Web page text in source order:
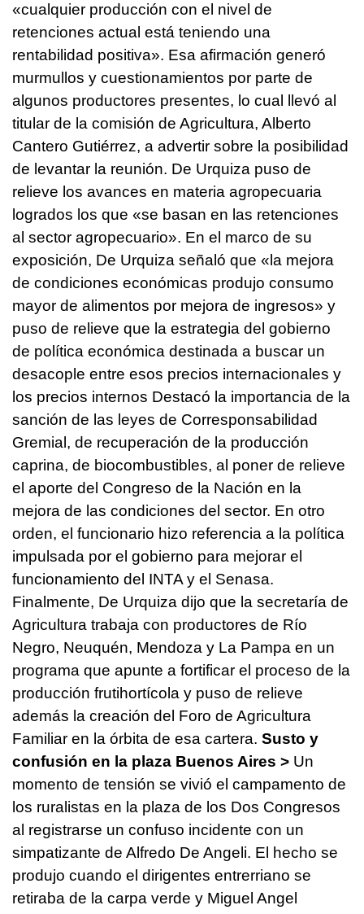
«cualquier producción con el nivel de
retenciones actual está teniendo una
rentabilidad positiva». Esa afirmación generó
murmullos y cuestionamientos por parte de
algunos productores presentes, lo cual llevó al
titular de la comisión de Agricultura, Alberto
Cantero Gutiérrez, a advertir sobre la posibilidad
de levantar la reunión. De Urquiza puso de
relieve los avances en materia agropecuaria
logrados los que «se basan en las retenciones
al sector agropecuario». En el marco de su
exposición, De Urquiza señaló que «la mejora
de condiciones económicas produjo consumo
mayor de alimentos por mejora de ingresos» y
puso de relieve que la estrategia del gobierno
de política económica destinada a buscar un
desacople entre esos precios internacionales y
los precios internos Destacó la importancia de la
sanción de las leyes de Corresponsabilidad
Gremial, de recuperación de la producción
caprina, de biocombustibles, al poner de relieve
el aporte del Congreso de la Nación en la
mejora de las condiciones del sector. En otro
orden, el funcionario hizo referencia a la política
impulsada por el gobierno para mejorar el
funcionamiento del INTA y el Senasa.
Finalmente, De Urquiza dijo que la secretaría de
Agricultura trabaja con productores de Río
Negro, Neuquén, Mendoza y La Pampa en un
programa que apunte a fortificar el proceso de la
producción frutihortícola y puso de relieve
además la creación del Foro de Agricultura
Familiar en la órbita de esa cartera. Susto y
confusión en la plaza Buenos Aires > Un
momento de tensión se vivió el campamento de
los ruralistas en la plaza de los Dos Congresos
al registrarse un confuso incidente con un
simpatizante de Alfredo De Angeli. El hecho se
produjo cuando el dirigentes entrerriano se
retiraba de la carpa verde y Miguel Angel